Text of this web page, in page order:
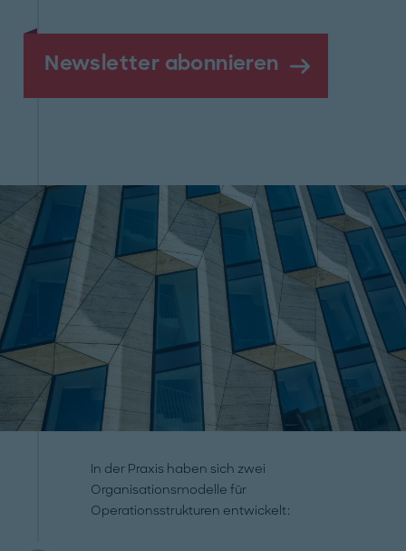
Newsletter abonnieren
In der Praxis haben sich zwei
Organisationsmodelle für
Operationsstrukturen entwickelt: